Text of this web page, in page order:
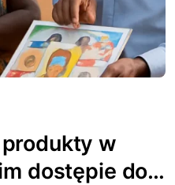
w
dostępie do